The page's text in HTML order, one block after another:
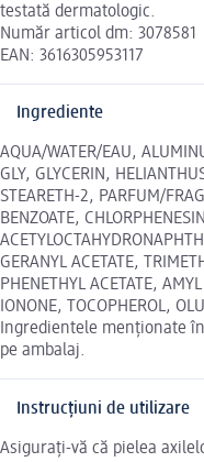
testată dermatologic.
Număr articol dm: 3078581
EAN: 3616305953117
Ingrediente
AQUA/WATER/EAU,
GLY, GLYCERIN,
STEARETH-2, PARFUM/
BENZOATE,
GERANYL ACETATE,
PHENETHYL ACETATE,
IONONE, TOCOPHEROL,
Ingredientele menționate
pe ambalaj.
Instrucțiuni de utilizare
Asigurați-vă că pielea